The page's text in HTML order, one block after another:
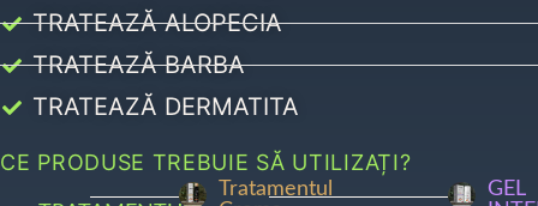
TRATEAZĂ ALOPECIA
TRATEAZĂ BARBA
TRATEAZĂ DERMATITA
CE PRODUSE TREBUIE SĂ UTILIZAȚI?
Tratamentul
GEL